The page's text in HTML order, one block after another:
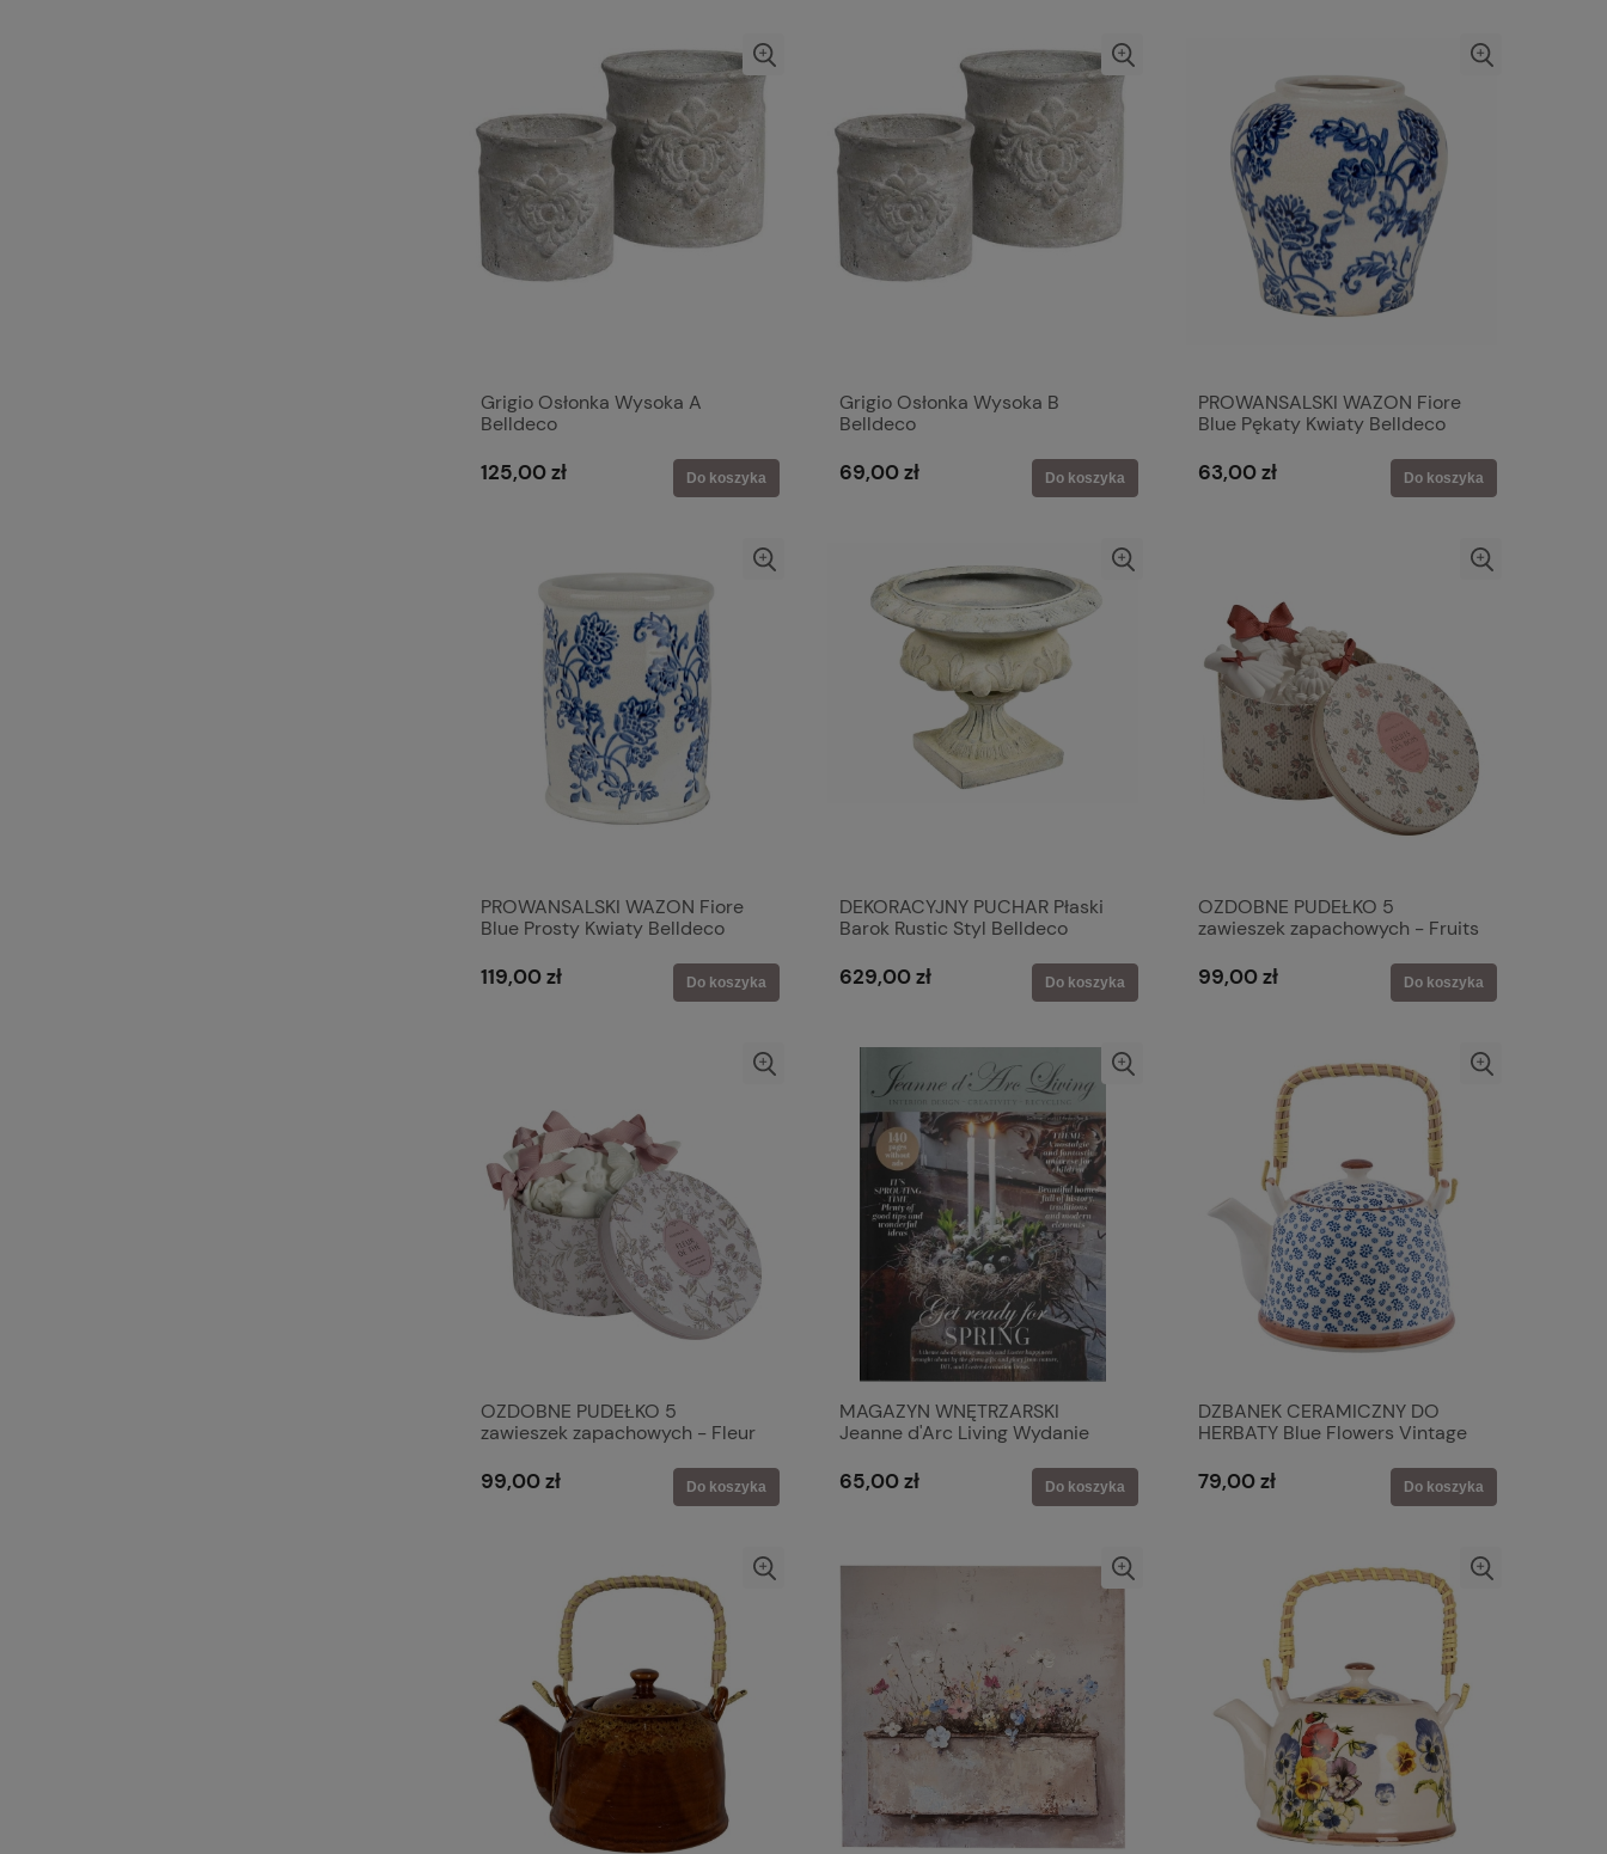
Grigio Osłonka Wysoka A
Belldeco
125,00 zł Do koszyka
Grigio Osłonka Wysoka B
Belldeco
69,00 zł Do koszyka
PROWANSALSKI WAZON Fiore
Blue Pękaty Kwiaty Belldeco
63,00 zł Do koszyka
PROWANSALSKI WAZON Fiore
Blue Prosty Kwiaty Belldeco
119,00 zł Do koszyka
DEKORACYJNY PUCHAR Płaski
Barok Rustic Styl Belldeco
629,00 zł Do koszyka
OZDOBNE PUDEŁKO 5
zawieszek zapachowych - Fruits
99,00 zł Do koszyka
OZDOBNE PUDEŁKO 5
zawieszek zapachowych - Fleur
99,00 zł Do koszyka
MAGAZYN WNĘTRZARSKI
Jeanne d'Arc Living Wydanie
65,00 zł Do koszyka
DZBANEK CERAMICZNY DO
HERBATY Blue Flowers Vintage
79,00 zł Do koszyka